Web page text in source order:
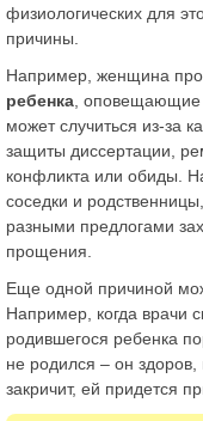
физиологических для
причины.
Например, женщина
ребенка , оповещающие
может случиться из-за
защиты диссертации,
конфликта или обиды.
соседки и
разными предлогами
прощения.
Еще одной причиной
Например, когда врачи
родившегося ребенка
не родился – он здоров,
закричит, ей придется